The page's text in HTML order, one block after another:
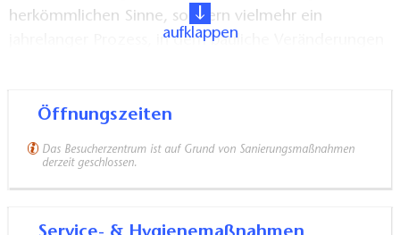
herkömmlichen Sinne, sondern vielmehr ein
jahrelanger Prozess, in dem bauliche Veränderungen
drei durch Terrassen verbundene Gebäudewürfel,
modern gestaltet und eine Widerspiegelung der
aufklappen
Öffnungszeiten
Das Besucherzentrum ist auf Grund von Sanierungsmaßnahmen
derzeit geschlossen.